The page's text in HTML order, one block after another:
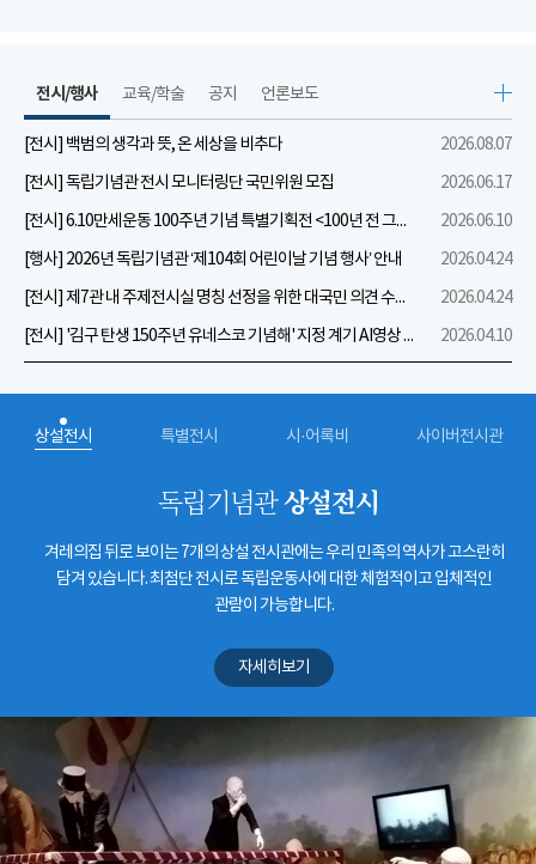
전시/행사
[전시] 백범의 생각과 뜻, 온 세상을 비추다
2026.08.07
[전시] 독립기념관 전시 모니터링단 국민위원 모집
2026.06.17
[전시] 6.10만세운동 100주년 기념 특별기획전 <100년 전 그날을 보다: 6.10만세운동>
2026.06.10
[행사] 2026년 독립기념관 ‘제104회 어린이날 기념 행사’ 안내
2026.04.24
[전시] 제7관 내 주제전시실 명칭 선정을 위한 대국민 의견 수렴 실시
2026.04.24
[전시] '김구 탄생 150주년 유네스코 기념해' 지정 계기 AI영상 국민공모 개최 안내
2026.04.10
교육/학술 공지 언론보도
상설전시 특별전시 시·어록비 사이버전시관
독립기념관상설전시
겨레의집 뒤로 보이는 7개의 상설 전시관에는 우리 민족의 역사가 고스란히
담겨 있습니다. 최첨단 전시로 독립운동사에 대한 체험적이고 입체적인
관람이 가능합니다.
자세히보기